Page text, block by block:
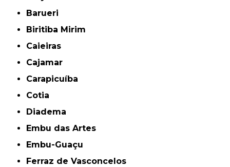
Barueri
Biritiba Mirim
Caieiras
Cajamar
Carapicuíba
Cotia
Diadema
Embu das Artes
Embu-Guaçu
Ferraz de Vasconcelos